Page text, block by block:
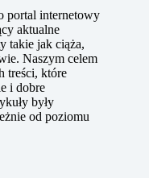
internetowy
aktualne
takie jak ciąża,
Naszym celem
treści, które
i dobre
były
od poziomu